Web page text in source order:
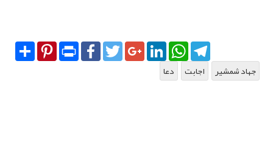
SharePinterest
Print FacebookTwitterGoogle+LinkedInWhatsAppTelegram
جهاد شمشير اجابت دعا